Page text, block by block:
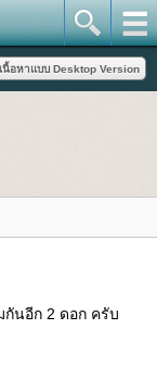
นอีก 2 ดอก ครับ